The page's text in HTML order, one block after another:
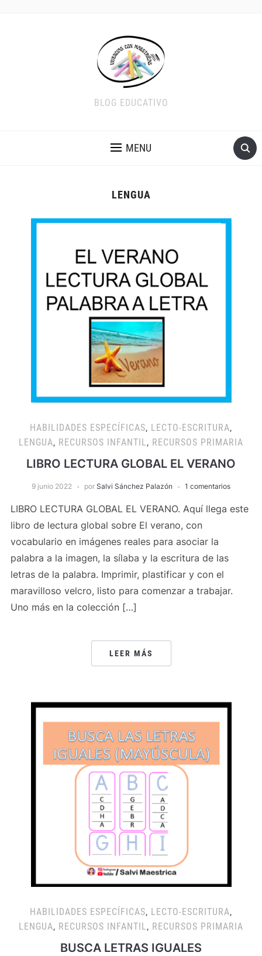
BLOG EDUCATIVO
MENU
LENGUA
HABILIDADES ESPECÍFICAS, LECTO-ESCRITURA,
LENGUA, RECURSOS INFANTIL, RECURSOS PRIMARIA
LIBRO LECTURA GLOBAL EL VERANO
9 junio 2022 por Salvi Sánchez Palazón 1 comentarios
LIBRO LECTURA GLOBAL EL VERANO. Aquí llega este
libro de lectura global sobre El verano, con
vocabulario en imágenes reales para asociar la
palabra a la imagen, la sílaba y la escritura de las
letras de la palabra. Imprimir, plastificar y con el
maravilloso velcro, listo para comenzar a trabajar.
Uno más en la colección […]
LEER MÁS
HABILIDADES ESPECÍFICAS, LECTO-ESCRITURA,
LENGUA, RECURSOS INFANTIL, RECURSOS PRIMARIA
BUSCA LETRAS IGUALES